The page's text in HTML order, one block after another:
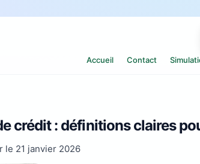
Accueil Contact
crédit : définitions claires
le 21 janvier 2026